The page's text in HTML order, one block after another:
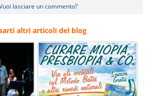
lasciare un commento?
altri articoli del blog